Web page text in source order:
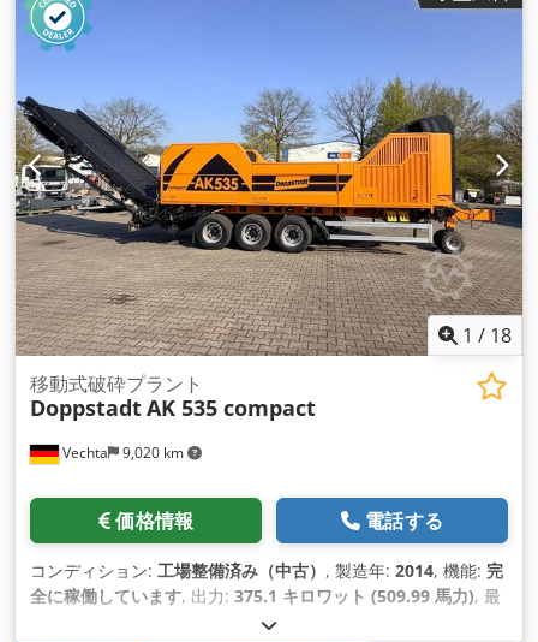
1 / 18
Vechta 9,020 km
移動式破砕プラント
DoppstadtAK 535 compact
価格情報 電話する
コンディション: 工場整備済み（中古） , 製造年: 2014, 機能: 完
全に稼働しています, 出力: 375.1 キロワット (509.99 馬力), 最